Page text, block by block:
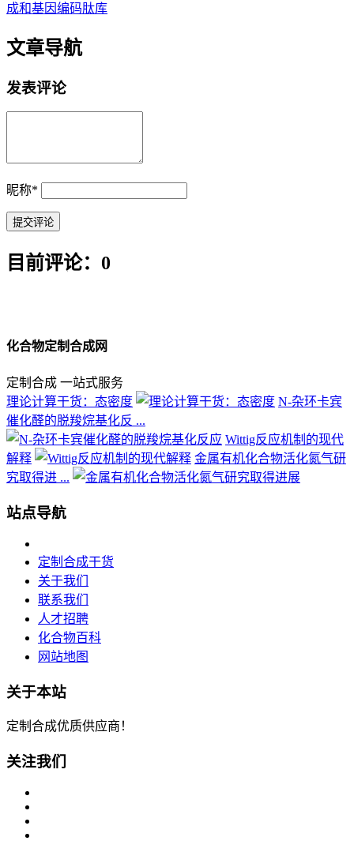
成和基因编码肽库
文章导航
发表评论
昵称*
目前评论：0
化合物定制合成网
定制合成 一站式服务
理论计算干货：态密度
N-杂环卡宾
催化醛的脱羧烷基化反 ...
Wittig反应机制的现代
解释
金属有机化合物活化氮气研
究取得进 ...
站点导航
定制合成干货
关于我们
联系我们
人才招聘
化合物百科
网站地图
关于本站
定制合成优质供应商！
关注我们